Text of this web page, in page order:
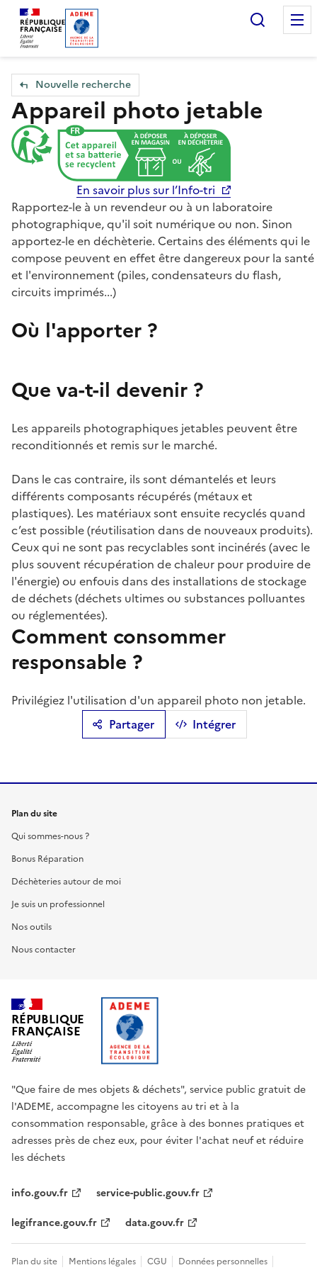
Accueil — Que Faire de mes objets & déchets
Nouvelle recherche
Appareil photo jetable
En savoir plus sur l’Info-tri
Partager Intégrer
Rapportez-le à un revendeur ou à un laboratoire
photographique, qu'il soit numérique ou non. Sinon
apportez-le en déchèterie. Certains des éléments qui le
compose peuvent en effet être dangereux pour la santé
et l'environnement (piles, condensateurs du flash,
circuits imprimés...)
Où l'apporter ?
Que va-t-il devenir ?
Les appareils photographiques jetables peuvent être
reconditionnés et remis sur le marché.
Dans le cas contraire, ils sont démantelés et leurs
différents composants récupérés (métaux et
plastiques). Les matériaux sont ensuite recyclés quand
c’est possible (réutilisation dans de nouveaux produits).
Ceux qui ne sont pas recyclables sont incinérés (avec le
plus souvent récupération de chaleur pour produire de
l'énergie) ou enfouis dans des installations de stockage
de déchets (déchets ultimes ou substances polluantes
ou réglementées).
Comment consommer
responsable ?
Privilégiez l'utilisation d'un appareil photo non jetable.
Plan du site
Qui sommes-nous ?
Bonus Réparation
Déchèteries autour de moi
Je suis un professionnel
Nos outils
Nous contacter
RÉPUBLIQUE
FRANÇAISE
"Que faire de mes objets & déchets", service public gratuit de
l'ADEME, accompagne les citoyens au tri et à la
consommation responsable, grâce à des bonnes pratiques et
adresses près de chez eux, pour éviter l'achat neuf et réduire
les déchets
info.gouv.fr
service-public.gouv.fr
legifrance.gouv.fr
data.gouv.fr
Plan du site Mentions légales CGU Données personnelles